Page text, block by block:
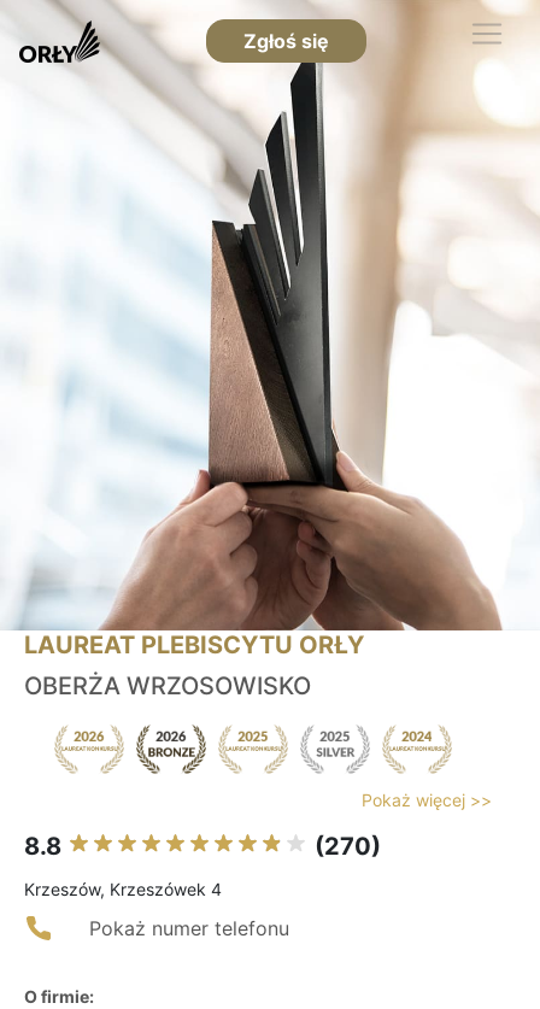
Zgłoś się
LAUREAT PLEBISCYTU ORŁY
OBERŻA WRZOSOWISKO
Pokaż więcej >>
8.8 (270)
Krzeszów, Krzeszówek 4
Pokaż numer telefonu
O firmie: